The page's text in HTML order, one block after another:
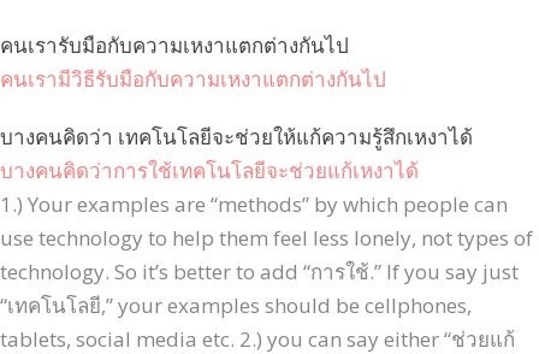
คนเรารับมือกับความเหงาแตกต่างกันไป
คนเรามีวิธีรับมือกับความเหงาแตกต่างกันไป
บางคนคิดว่า เทคโนโลยีจะช่วยให้แก้ความรู้สึกเหงาได้
บางคนคิดว่าการใช้เทคโนโลยีจะช่วยแก้เหงาได้
1.) Your examples are “methods” by which people can
use technology to help them feel less lonely, not types of
technology. So it’s better to add “การใช้.” If you say just
“เทคโนโลยี,” your examples should be cellphones,
tablets, social media etc. 2.) you can say either “ช่วยแก้